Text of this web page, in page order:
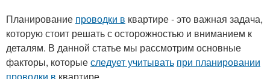
Планирование проводки в квартире - это важная задача,
которую стоит решать с осторожностью и вниманием к
деталям. В данной статье мы рассмотрим основные
факторы, которыеследует учитывать при планировании